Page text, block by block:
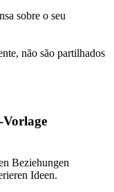
sobre o seu
não são partilhados
Beziehungen
Ideen.